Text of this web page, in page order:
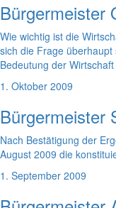
Bürgermeister
Wie wichtig ist die
sich die Frage
Bedeutung der
1. Oktober 2009
Bürgermeister
Nach Bestätigung der
August 2009 die
1. September 2009